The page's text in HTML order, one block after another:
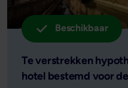
Beschikbaar
Te verstrekken
hotel bestemd voor